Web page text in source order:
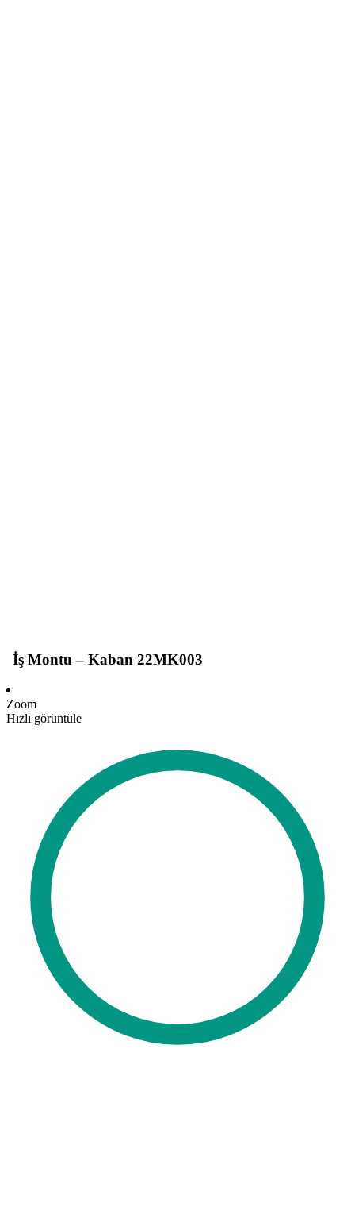
İş Montu – Kaban 22MK003
Zoom
Hızlı görüntüle